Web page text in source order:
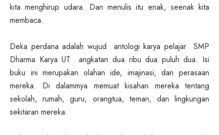
kita menghirup udara. Dan menulis itu enak, seenak kita
membaca.
Deka perdana adalah wujud antologi karya pelajar SMP
Dharma Karya UT angkatan dua ribu dua puluh dua. Isi
buku ini merupakan olahan ide, imajinasi, dan perasaan
mereka. Di dalammya memuat kisahan mereka tentang
sekolah, rumah, guru, orangtua, teman, dan lingkungan
sekitaran mereka.